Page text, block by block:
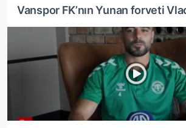
Vanspor FK’nın Yunan forveti